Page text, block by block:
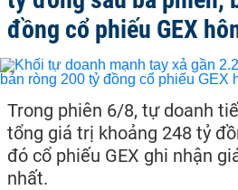
đồng cổ phiếu GEX
Trong phiên 6/8, tự doanh
tổng giá trị khoảng 248 tỷ
đó cổ phiếu GEX ghi nhận
nhất.